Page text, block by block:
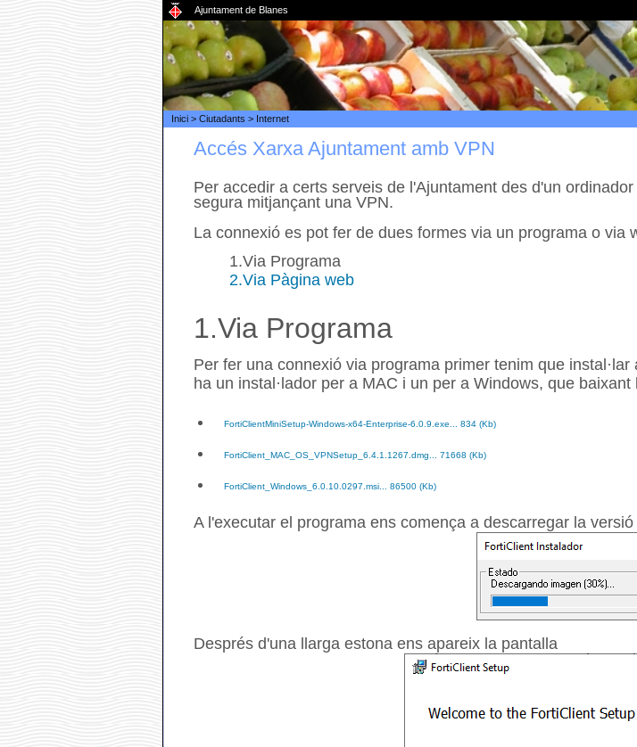
Ajuntament de Blanes
Inici> Ciutadants > Internet
Accés Xarxa Ajuntament amb VPN
Per accedir a certs serveis de l'Ajuntament des d'un
segura mitjançant una VPN.
La connexió es pot fer de dues formes via un programa o via
1.Via Programa
2.Via Pàgina web
1.Via Programa
Per fer una connexió via programa primer tenim que
ha un instal·lador per a MAC i un per a Windows, que
FortiClientMiniSetup-Windows-x64-Enterprise-6.0.9.exe... 834 (Kb)
FortiClient_MAC_OS_VPNSetup_6.4.1.1267.dmg... 71668 (Kb)
FortiClient_Windows_6.0.10.0297.msi... 86500 (Kb)
A l'executar el programa ens comença a descarregar la
Després d'una llarga estona ens apareix la pantalla